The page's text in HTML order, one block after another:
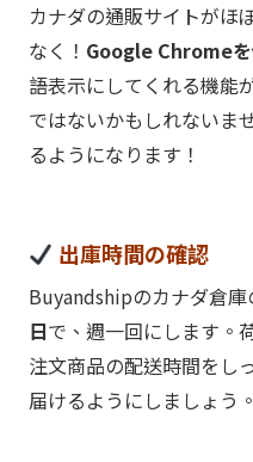
カナダの通販サイトがほ
なく！ Google Chromeを
語表示にしてくれる機能
ではないかもしれないま
るようになります！
出庫時間の確認
Buyandshipのカナダ倉庫
日で、週一回にします。
注文商品の配送時間をし
届けるようにしましょう。